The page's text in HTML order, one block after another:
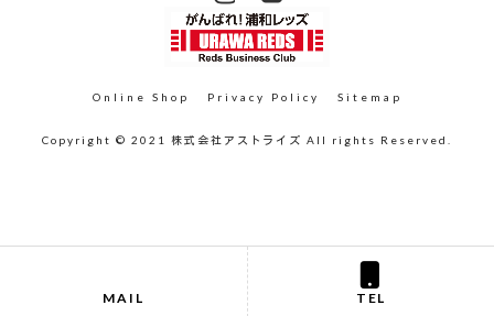
Online Shop Privacy Policy Sitemap
Copyright © 2021 株式会社アストライズ All rights Reserved.
MAIL TEL